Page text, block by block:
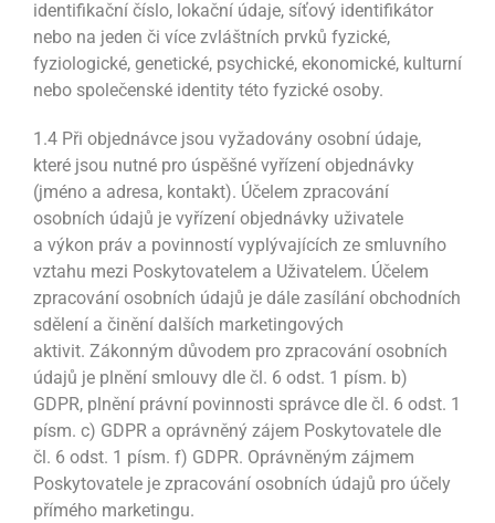
identifikační číslo, lokační údaje, síťový identifikátor
nebo na jeden či více zvláštních prvků fyzické,
fyziologické, genetické, psychické, ekonomické, kulturní
nebo společenské identity této fyzické osoby.
1.4 Při objednávce jsou vyžadovány osobní údaje,
které jsou nutné pro úspěšné vyřízení objednávky
(jméno a adresa, kontakt). Účelem zpracování
osobních údajů je vyřízení objednávky uživatele
a výkon práv a povinností vyplývajících ze smluvního
vztahu mezi Poskytovatelem a Uživatelem. Účelem
zpracování osobních údajů je dále zasílání obchodních
sdělení a činění dalších marketingových
aktivit. Zákonným důvodem pro zpracování osobních
údajů je plnění smlouvy dle čl. 6 odst. 1 písm. b)
GDPR, plnění právní povinnosti správce dle čl. 6 odst. 1
písm. c) GDPR a oprávněný zájem Poskytovatele dle
čl. 6 odst. 1 písm. f) GDPR. Oprávněným zájmem
Poskytovatele je zpracování osobních údajů pro účely
přímého marketingu.